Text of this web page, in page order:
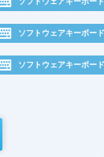
ソフトウェアキーボード
ソフトウェアキーボード